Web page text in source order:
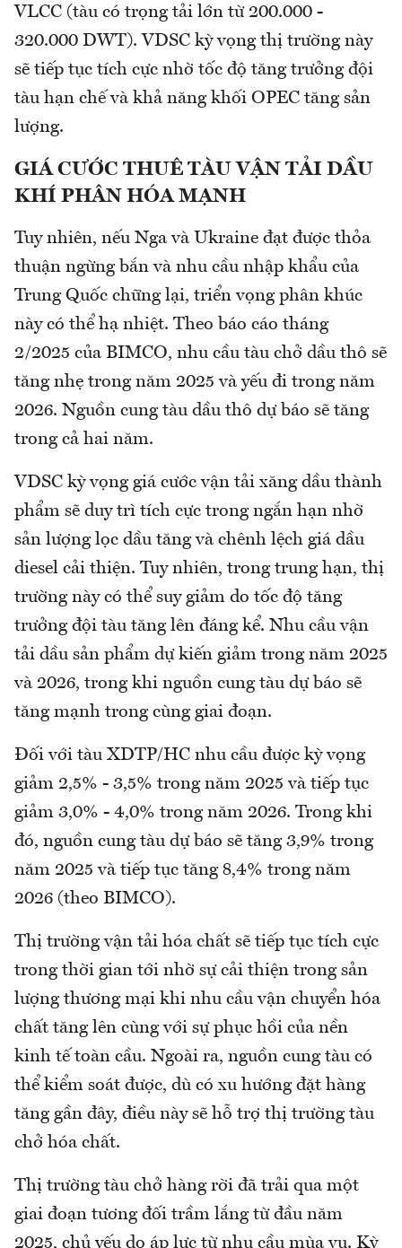
VLCC (tàu có trọng tải lớn từ 200.000 -
320.000 DWT). VDSC kỳ vọng thị trường này
sẽ tiếp tục tích cực nhờ tốc độ tăng trưởng đội
tàu hạn chế và khả năng khối OPEC tăng sản
lượng.
GIÁ CƯỚC THUÊ TÀU VẬN TẢI DẦU
KHÍ PHÂN HÓA MẠNH
Tuy nhiên, nếu Nga và Ukraine đạt được thỏa
thuận ngừng bắn và nhu cầu nhập khẩu của
Trung Quốc chững lại, triển vọng phân khúc
này có thể hạ nhiệt. Theo báo cáo tháng
2/2025 của BIMCO, nhu cầu tàu chở dầu thô sẽ
tăng nhẹ trong năm 2025 và yếu đi trong năm
2026. Nguồn cung tàu dầu thô dự báo sẽ tăng
trong cả hai năm.
VDSC kỳ vọng giá cước vận tải xăng dầu thành
phẩm sẽ duy trì tích cực trong ngắn hạn nhờ
sản lượng lọc dầu tăng và chênh lệch giá dầu
diesel cải thiện. Tuy nhiên, trong trung hạn, thị
trường này có thể suy giảm do tốc độ tăng
trưởng đội tàu tăng lên đáng kể. Nhu cầu vận
tải dầu sản phẩm dự kiến giảm trong năm 2025
và 2026, trong khi nguồn cung tàu dự báo sẽ
tăng mạnh trong cùng giai đoạn.
Đối với tàu XDTP/HC nhu cầu được kỳ vọng
giảm 2,5% - 3,5% trong năm 2025 và tiếp tục
giảm 3,0% - 4,0% trong năm 2026. Trong khi
đó, nguồn cung tàu dự báo sẽ tăng 3,9% trong
năm 2025 và tiếp tục tăng 8,4% trong năm
2026 (theo BIMCO).
Thị trường vận tải hóa chất sẽ tiếp tục tích cực
trong thời gian tới nhờ sự cải thiện trong sản
lượng thương mại khi nhu cầu vận chuyển hóa
chất tăng lên cùng với sự phục hồi của nền
kinh tế toàn cầu. Ngoài ra, nguồn cung tàu có
thể kiểm soát được, dù có xu hướng đặt hàng
tăng gần đây, điều này sẽ hỗ trợ thị trường tàu
chở hóa chất.
Thị trường tàu chở hàng rời đã trải qua một
giai đoạn tương đối trầm lắng từ đầu năm
2025, chủ yếu do áp lực từ nhu cầu mùa vụ. Kỳ